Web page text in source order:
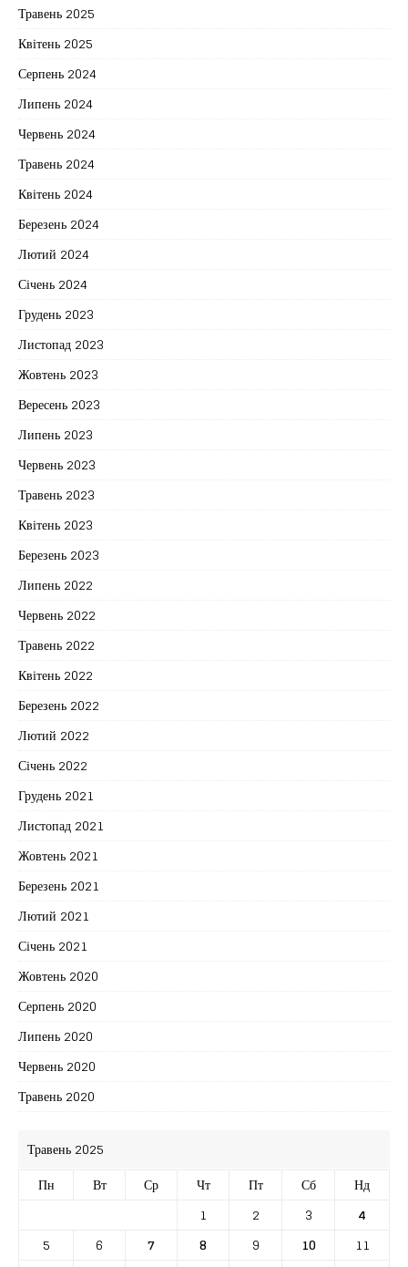
Травень 2025
Квітень 2025
Серпень 2024
Липень 2024
Червень 2024
Травень 2024
Квітень 2024
Березень 2024
Лютий 2024
Січень 2024
Грудень 2023
Листопад 2023
Жовтень 2023
Вересень 2023
Липень 2023
Червень 2023
Травень 2023
Квітень 2023
Березень 2023
Липень 2022
Червень 2022
Травень 2022
Квітень 2022
Березень 2022
Лютий 2022
Січень 2022
Грудень 2021
Листопад 2021
Жовтень 2021
Березень 2021
Лютий 2021
Січень 2021
Жовтень 2020
Серпень 2020
Липень 2020
Червень 2020
Травень 2020
Травень 2025
Пн
Вт Ср Чт Пт Сб
Нд
1
2 3
4
5
6 7 8 9 10
11